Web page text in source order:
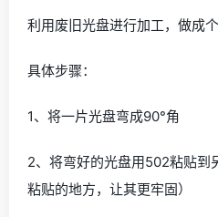
非常赞的。还有利用大小不同
在家带着娃多张开想象力制作
16种废旧光盘手工制作